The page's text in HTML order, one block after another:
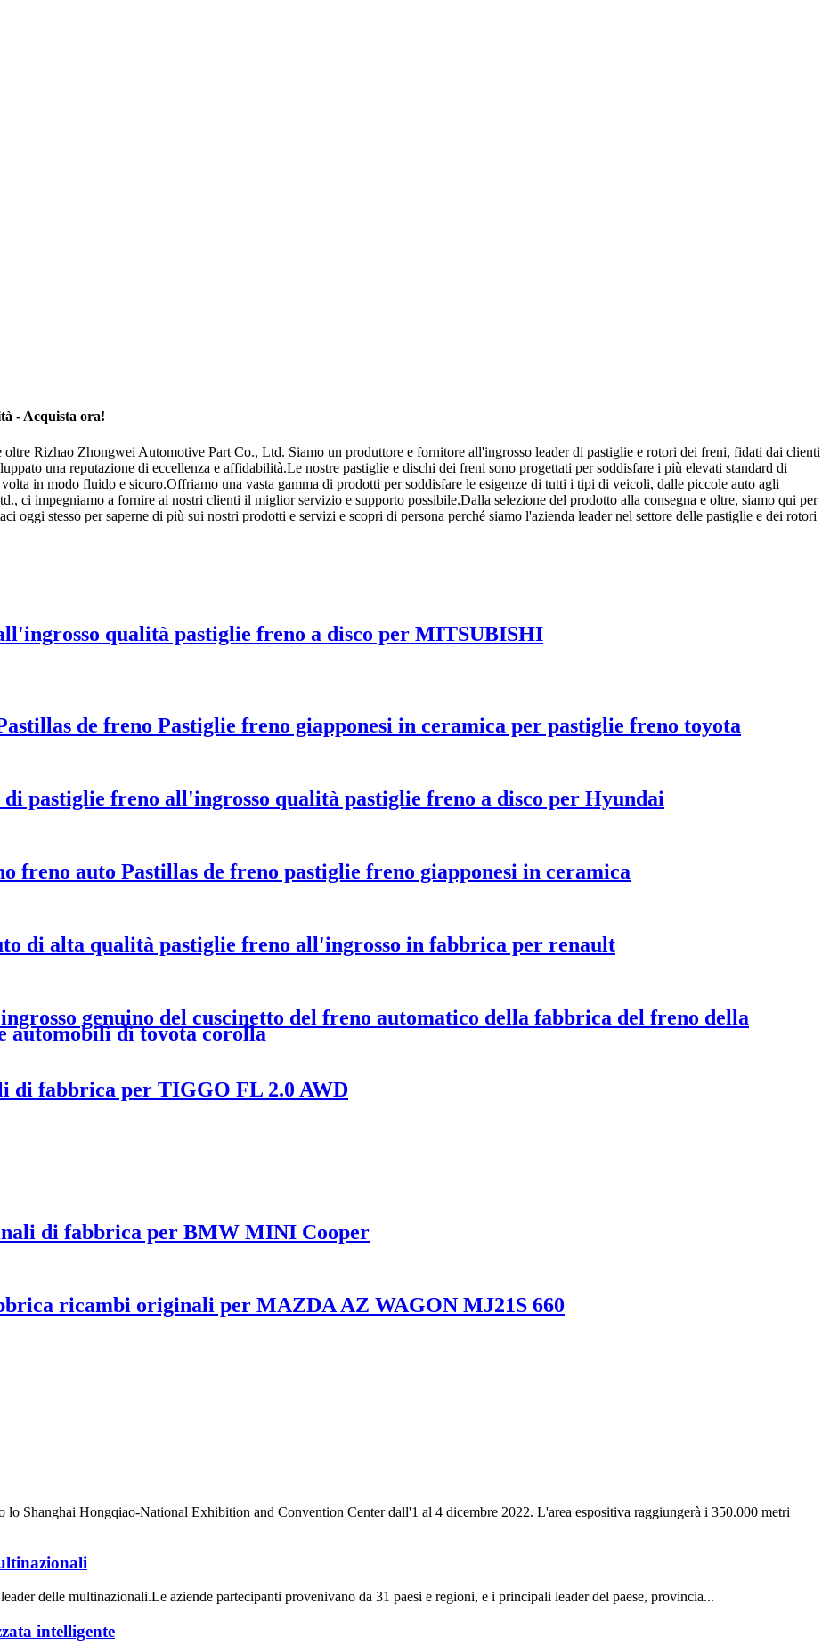
- Acquista ora!
Rizhao Zhongwei Automotive Part Co., Ltd. Siamo un produttore e fornitore all'ingrosso leader di pastiglie e rotori dei freni, fidati dai clienti
una reputazione di eccellenza e affidabilità.Le nostre pastiglie e dischi dei freni sono progettati per soddisfare i più elevati standard di
in modo fluido e sicuro.Offriamo una vasta gamma di prodotti per soddisfare le esigenze di tutti i tipi di veicoli, dalle piccole auto agli
ci impegniamo a fornire ai nostri clienti il ​​miglior servizio e supporto possibile.Dalla selezione del prodotto alla consegna e oltre, siamo qui per
oggi stesso per saperne di più sui nostri prodotti e servizi e scopri di persona perché siamo l'azienda leader nel settore delle pastiglie e dei rotori
qualità pastiglie freno a disco per MITSUBISHI
de freno Pastiglie freno giapponesi in ceramica per pastiglie freno toyota
pastiglie freno all'ingrosso qualità pastiglie freno a disco per Hyundai
freno auto Pastillas de freno pastiglie freno giapponesi in ceramica
di alta qualità pastiglie freno all'ingrosso in fabbrica per renault
genuino del cuscinetto del freno automatico della fabbrica del freno della
automobili di toyota corolla
di fabbrica per TIGGO FL 2.0 AWD
di fabbrica per BMW MINI Cooper
ricambi originali per MAZDA AZ WAGON MJ21S 660
lo Shanghai Hongqiao-National Exhibition and Convention Center dall'1 al 4 dicembre 2022. L'area espositiva raggiungerà i 350.000 metri
delle multinazionali.Le aziende partecipanti provenivano da 31 paesi e regioni, e i principali leader del paese, provincia...
intelligente